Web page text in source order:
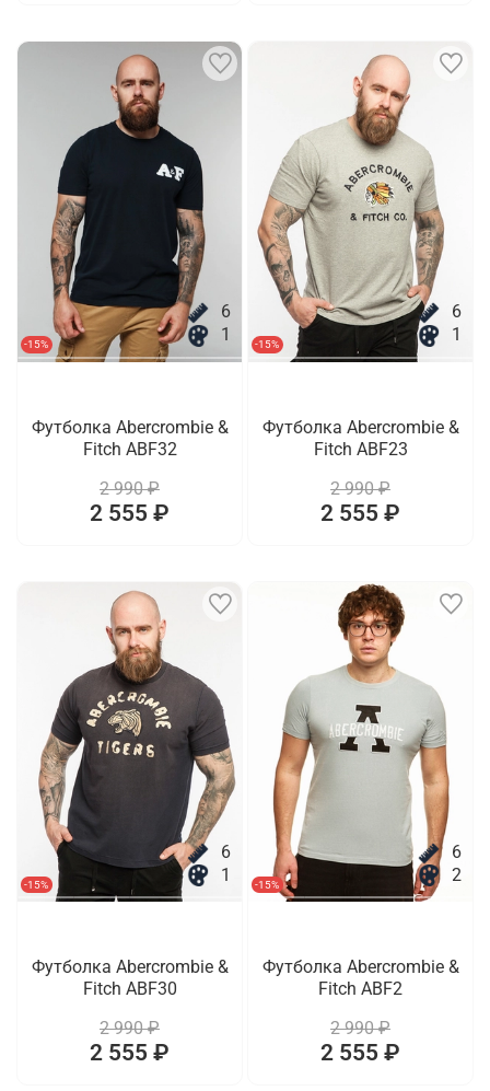
-15%
6
1
Футболка Abercrombie &
Fitch ABF32
2 990 ₽
2 555 ₽
-15%
6
1
Футболка Abercrombie &
Fitch ABF23
2 990 ₽
2 555 ₽
-15%
6
1
Футболка Abercrombie &
Fitch ABF30
2 990 ₽
2 555 ₽
-15%
6
2
Футболка Abercrombie &
Fitch ABF2
2 990 ₽
2 555 ₽